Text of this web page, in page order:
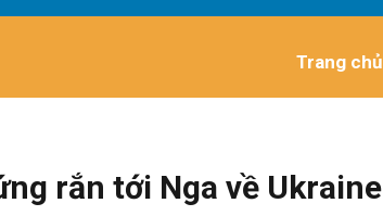
Trang chủ
rắn tới Nga về Ukraine